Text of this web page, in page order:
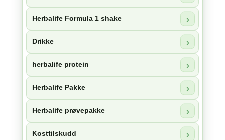
Herbalife Formula 1 shake
Drikke
herbalife protein
Herbalife Pakke
Herbalife prøvepakke
Kosttilskudd